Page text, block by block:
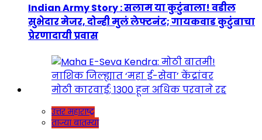
Indian Army Story : सलाम या कुटुंबाला! वडील
सुभेदार मेजर, दोन्ही मुलं लेफ्टनंट; गायकवाड कुटुंबाचा
प्रेरणादायी प्रवास
उत्तर महाराष्ट्र
ताज्या बातम्या